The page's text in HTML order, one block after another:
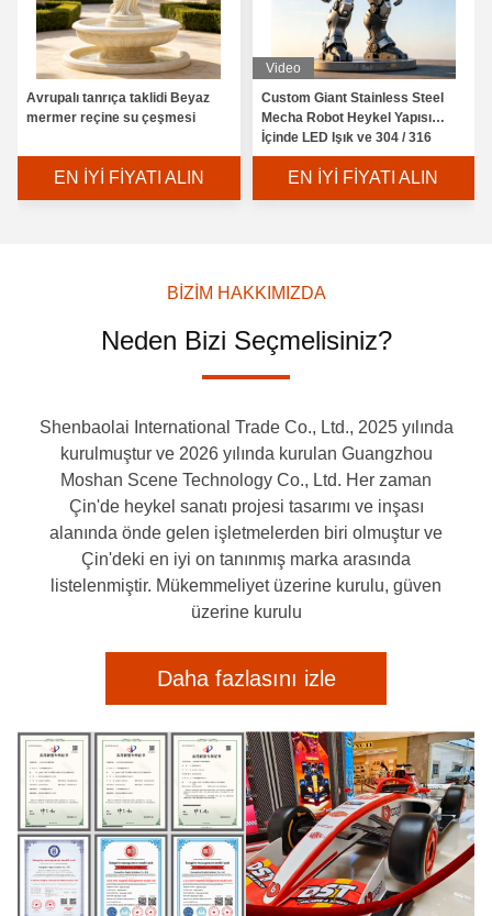
Avrupalı tanrıça taklidi Beyaz
mermer reçine su çeşmesi
EN İYI FIYATI ALIN
Video
Custom Giant Stainless Steel
Mecha Robot Heykel Yapısı
İçinde LED Işık ve 304 / 316
Paslanmaz Çelik
EN İYI FIYATI ALIN
BIZIM HAKKIMIZDA
Neden Bizi Seçmelisiniz?
Shenbaolai International Trade Co., Ltd., 2025 yılında
kurulmuştur ve 2026 yılında kurulan Guangzhou
Moshan Scene Technology Co., Ltd. Her zaman
Çin'de heykel sanatı projesi tasarımı ve inşası
alanında önde gelen işletmelerden biri olmuştur ve
Çin'deki en iyi on tanınmış marka arasında
listelenmiştir. Mükemmeliyet üzerine kurulu, güven
üzerine kurulu
Daha fazlasını izle